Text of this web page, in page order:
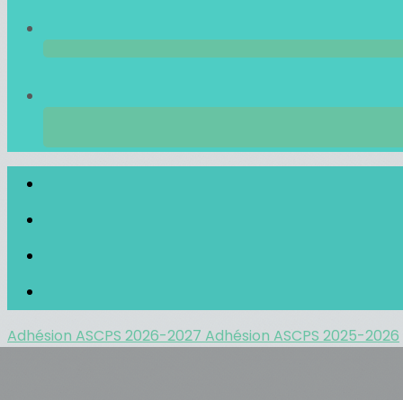
Adhésion ASCPS 2026-2027 Adhésion ASCPS 2025-2026